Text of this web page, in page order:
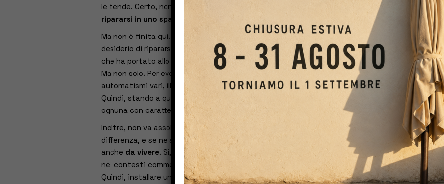
le tende. Certo, non sono di certo quelle che conosciamo noi oggi, ma una cosa è certa: ieri,
ripararsi in uno spazio esterno
Ma non è finita qui. Devi sapere anche che le tende hanno seguito l’evoluzione dell’uomo. In
desiderio di ripararsi dal sole, o altro è sempre lo stesso, nel tempo le tende da sole hanno
che ha portato allo sviluppo di telai e strutture sempre più leggere e versatili così come di
Ma non solo. Per evoluzione va intesa non solo quella strutturale, ma anche quella relativa agli
automatismi vari, illuminazione, sistemi di riscaldamento integrati e, per arrivare ai giorni
Quindi, stando a questo, ci sarà facile da capire il perché oggi abbiamo davvero tantissime
ognuna con caratteristiche diverse al fine di riuscire ad esaudire le necessità di ogni singolo
Inoltre, non va assolutamente dimenticato il fattore
risparmio energetico
, in quanto avere
differenza, e se ne accorgeranno anche le nostre tasche! Infine, le tende da sole, oltre che
anche da vivere. Si, perché sono in grado di dimostrare la loro bellezza, nonché versatilità non
nei contesti commerciali. Proprio come dicevamo, rendono l’ambiente in cui si collocano
Quindi, installare una tenda da sole nella nostra attività, sarà certezza assoluta di aver